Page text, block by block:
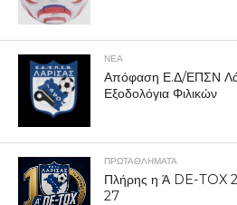
ΝΕΑ
Απόφαση Ε.Δ/ΕΠΣΝ
Εξοδολόγια Φιλικών
ΠΡΩΤΑΘΛΉΜΑΤΑ
Πλήρης η Ά DE-TOX
27